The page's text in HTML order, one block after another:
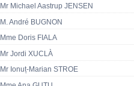
Mr Michael Aastrup JENSEN
M. André BUGNON
Mme Doris FIALA
Mr Jordi XUCLÀ
Mr Ionuț-Marian STROE